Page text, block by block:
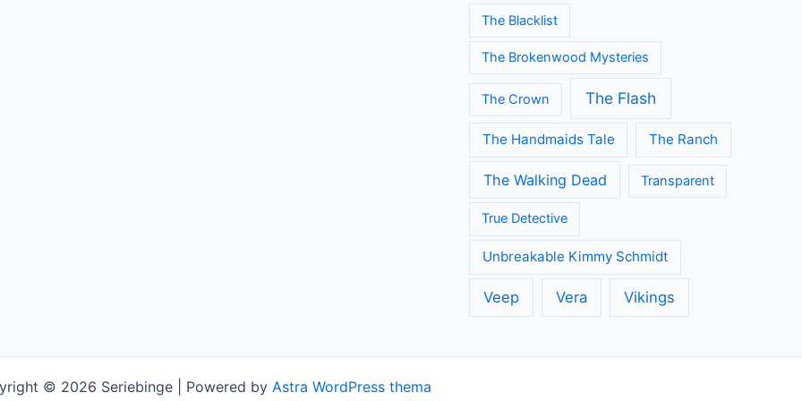
The Blacklist
The Brokenwood Mysteries
The Crown The Flash
The Handmaids Tale The Ranch
The Walking Dead Transparent
True Detective
Unbreakable Kimmy Schmidt
Veep Vera Vikings
© 2026 Seriebinge | Powered by Astra WordPress thema